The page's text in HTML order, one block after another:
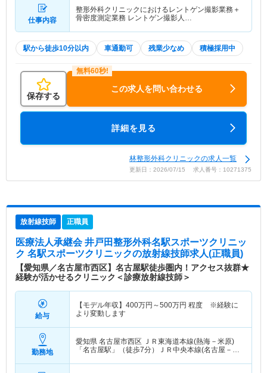
仕事内容
整形外科クリニックにおけるレントゲン撮影業務＋
骨密度測定業務 レントゲン撮影人…
駅から徒歩10分以内 車通勤可 残業少なめ 積極採用中
保存する
この求人を問い合わせる
詳細を見る
林整形外科クリニックの求人一覧
更新日：2026/07/15 求人番号：10271375
放射線技師 正職員
医療法人承継会 井戸田整形外科名駅スポーツクリニッ
ク 名駅スポーツクリニックの放射線技師求人(正職員)
【愛知県／名古屋市西区】名古屋駅徒歩圏内！アクセス抜群★
経験が活かせるクリニック＜診療放射線技師＞
給与
【モデル年収】 400万円～500万円 程度 ※経験に
より変動します
勤務地
愛知県 名古屋市西区 ＪＲ東海道本線(熱海－米原)
「名古屋駅」（徒歩7分）ＪＲ中央本線(名古屋－塩